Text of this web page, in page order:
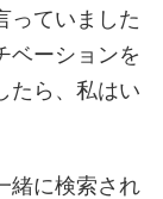
っていました
ベーションを
たら、私はい
緒に検索され